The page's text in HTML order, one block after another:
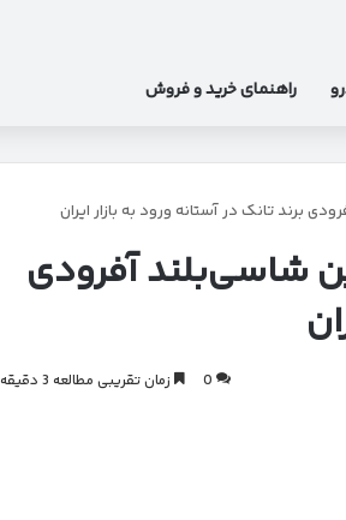
راهنمای خرید و فروش
۷۰۰؛ لوکس‌ترین شاسی‌بلند آفرودی
0 زمان تقریبی مطالعه 3 دقیقه